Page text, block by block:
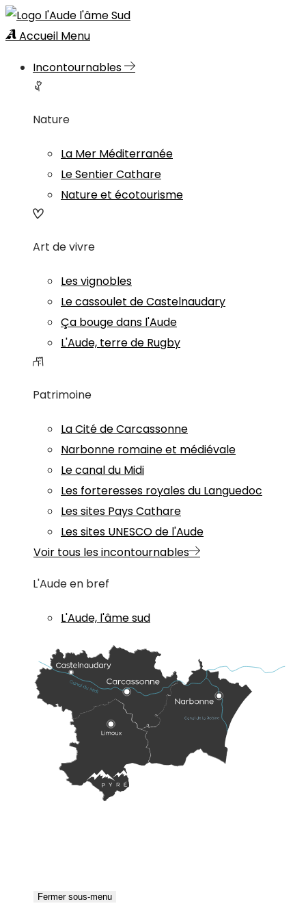
Accueil Menu
Incontournables
Nature
La Mer Méditerranée
Le Sentier Cathare
Nature et écotourisme
Art de vivre
Les vignobles
Le cassoulet de Castelnaudary
Ça bouge dans l'Aude
L'Aude, terre de Rugby
Patrimoine
La Cité de Carcassonne
Narbonne romaine et médiévale
Le canal du Midi
Les forteresses royales du Languedoc
Les sites Pays Cathare
Les sites UNESCO de l'Aude
Voir tous les incontournables
L'Aude en bref
L'Aude, l'âme sud
Fermer sous-menu